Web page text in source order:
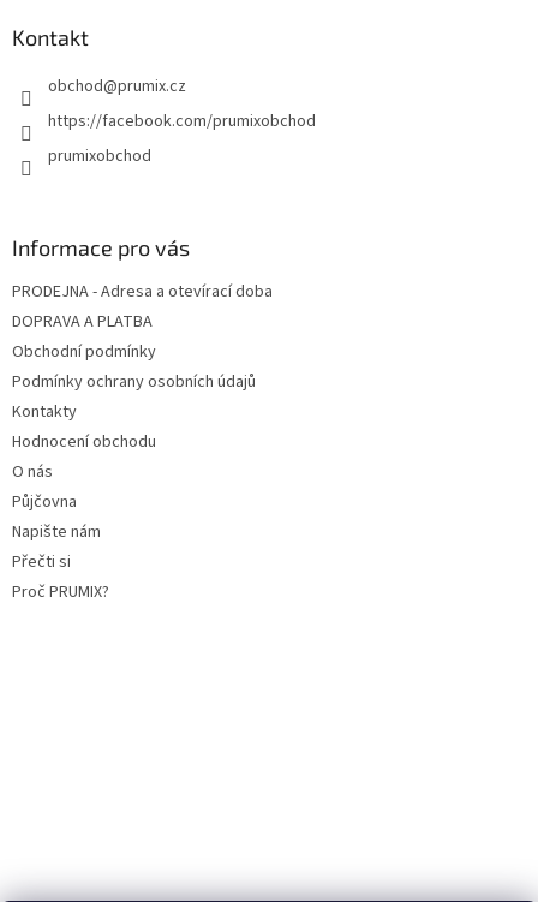
Kontakt
obchod@prumix.cz
https://facebook.com/prumixobchod
prumixobchod
Informace pro vás
PRODEJNA - Adresa a otevírací doba
DOPRAVA A PLATBA
Obchodní podmínky
Podmínky ochrany osobních údajů
Kontakty
Hodnocení obchodu
O nás
Půjčovna
Napište nám
Přečti si
Proč PRUMIX?